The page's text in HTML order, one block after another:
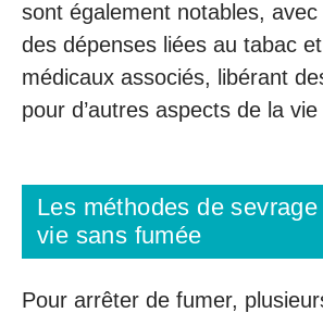
sont également notables, avec
des dépenses liées au tabac
médicaux associés, libérant
pour d’autres aspects de la
Les méthodes de
vie sans fumée
Pour arrêter de fumer,